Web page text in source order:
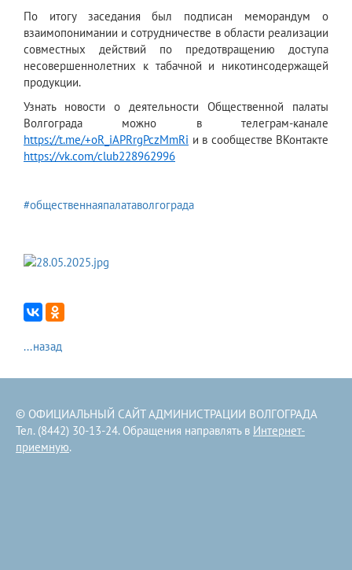
По итогу заседания был подписан меморандум о
взаимопонимании и сотрудничестве в области реализации
совместных действий по предотвращению доступа
несовершеннолетних к табачной и никотинсодержащей
продукции.
Узнать новости о деятельности Общественной палаты
Волгограда можно в телеграм-канале
https://t.me/+oR_iAPRrgPczMmRi и в сообществе ВКонтакте
https://vk.com/club228962996
#общественнаяпалатаволгограда
...назад
© ОФИЦИАЛЬНЫЙ САЙТ АДМИНИСТРАЦИИ ВОЛГОГРАДА
Тел. (8442) 30-13-24. Обращения направлять в Интернет-
приемную.